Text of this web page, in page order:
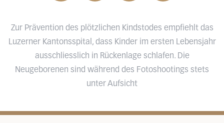
Zur Prävention des plötzlichen Kindstodes empfiehlt das
Luzerner Kantonsspital, dass Kinder im ersten Lebensjahr
ausschliesslich in Rückenlage schlafen. Die
Neugeborenen sind während des Fotoshootings stets
unter Aufsicht